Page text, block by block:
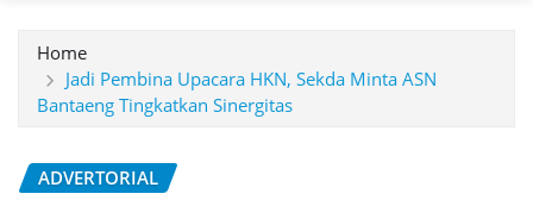
Home
Jadi Pembina Upacara HKN, Sekda Minta ASN
Bantaeng Tingkatkan Sinergitas
ADVERTORIAL